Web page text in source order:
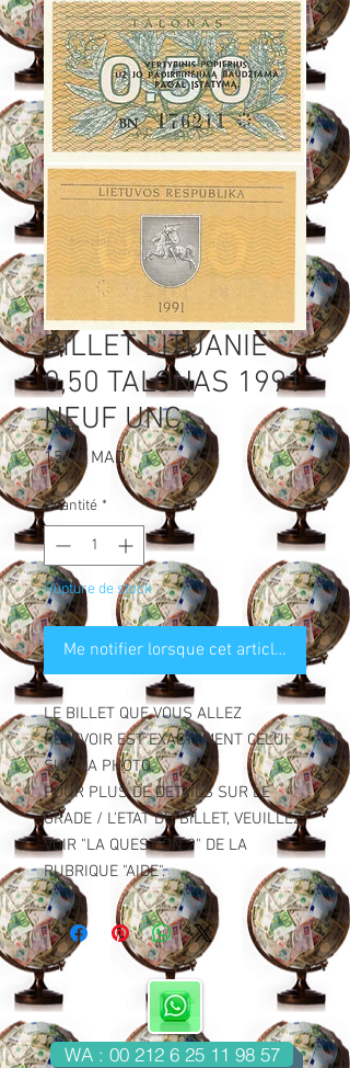
BILLET LITUANIE
0,50 TALONAS 1991
NEUF UNC
15,00 MADPrix
Quantité *
Rupture de stock
Me notifier lorsque cet article est
LE BILLET QUE VOUS ALLEZ
RECEVOIR EST EXACTEMENT CELUI
SUR LA PHOTO.
POUR PLUS DE DETAILS SUR LE
GRADE / L'ETAT DU BILLET, VEUILLEZ
VOIR "LA QUESTION 2" DE LA
RUBRIQUE "AIDE".
WA : 00 212 6 25 11 98 57